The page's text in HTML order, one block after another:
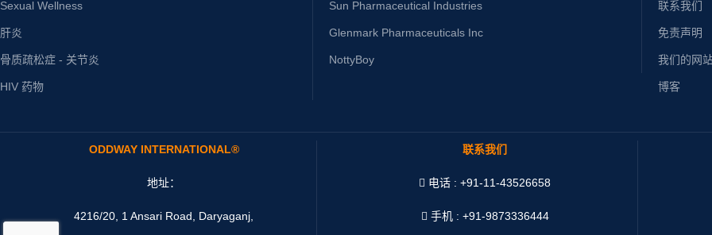
Sexual Wellness
肝炎
骨质疏松症 - 关节炎
HIV 药物
Sun Pharmaceutical Industries
Glenmark Pharmaceuticals Inc
NottyBoy
联系我们
免责声明
我们的网
博客
ODDWAY INTERNATIONAL®
地址：
4216/20, 1 Ansari Road, Daryaganj,
联系我们
电话 : +91-11-43526658
手机 : +91-9873336444